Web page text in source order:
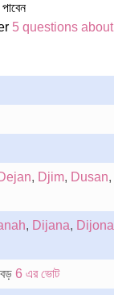
5 questions
, Djim, Dusan,
, Dijana, Dijona
6 এর ভোট